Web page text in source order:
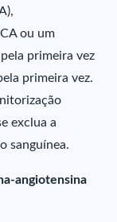
ou um
primeira vez
primeira vez.
exclua a
sanguínea.
angiotensina